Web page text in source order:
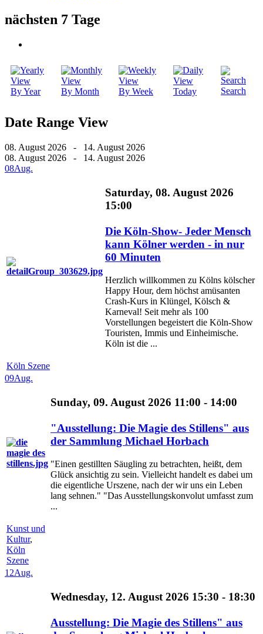
nächsten 7 Tage
By Year By Month By Week Today Search
Date Range View
08. August 2026 - 14. August 2026
08. August 2026 - 14. August 2026
08Aug.
Saturday, 08. August 2026
15:00
Die Köln-Show- Jeder Mensch
kann Kölner werden - in nur
60 Minuten
Herzlich willkommen zu Kölns kölscher
Happy Hour, dem höchst amüsanten
Crash-Kurs in Klüngel, Kölsch &
Karneval! Seit mehr als 100
Vorstellungen begeistert die Köln-Show
Touristen, Immis und Einheimische.
Köln ist die ...
Köln Szene
09Aug.
Sunday, 09. August 2026 11:00 - 14:00
"Ausstellung: Die Magie des Stillens" aus
der Sammlung Michael Horbach
"Einen gestillten Säugling zu betrachten, heißt, dem
Glück ansichtig zu sein. Vielleicht handelt es dabei um
die eigentliche Urszene, nach der wir uns ein Leben
lang sehnen." "Das Ausstellungskonvolut umfasst zum
...
Kunst und
Kultur,
Köln
Szene
12Aug.
Wednesday, 12. August 2026 15:30 - 18:30
Ausstellung: Die Magie des Stillens" aus